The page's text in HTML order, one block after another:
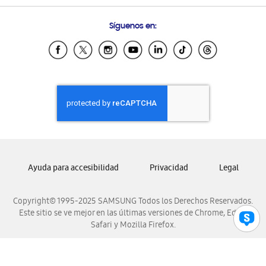
Samsung Ecuador
Samsung El Salvador
Samsung Honduras
Samsung Nicaragua
Samsung Panamá
Samsung Venezuela
Síguenos en:
Copyright© 1995-2025 SAMSUNG Todos los Derechos Reservados.
Este sitio se ve mejor en las últimas versiones de Chrome, Edge,
Safari y Mozilla Firefox.
Ayuda para accesibilidad Privacidad Legal